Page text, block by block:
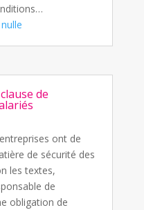
de
ont de
de sécurité des
les textes,
de
obligation de